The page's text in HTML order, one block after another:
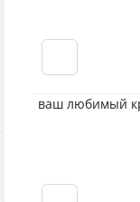
ваш любимый